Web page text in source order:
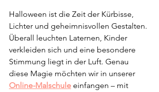
Halloween ist die Zeit der Kürbisse,
Lichter und geheimnisvollen Gestalten.
Überall leuchten Laternen, Kinder
verkleiden sich und eine besondere
Stimmung liegt in der Luft. Genau
diese Magie möchten wir in unserer
Online-Malschule einfangen – mit